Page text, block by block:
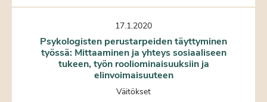
17.1.2020
Psykologisten perustarpeiden täyttyminen
työssä: Mittaaminen ja yhteys sosiaaliseen
tukeen, työn rooliominaisuuksiin ja
elinvoimaisuuteen
Väitökset